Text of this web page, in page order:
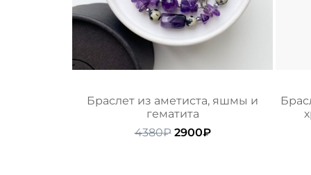
Браслет из аметиста, яшмы и
гематита
4380₽ Первоначальная
2900₽Текущая